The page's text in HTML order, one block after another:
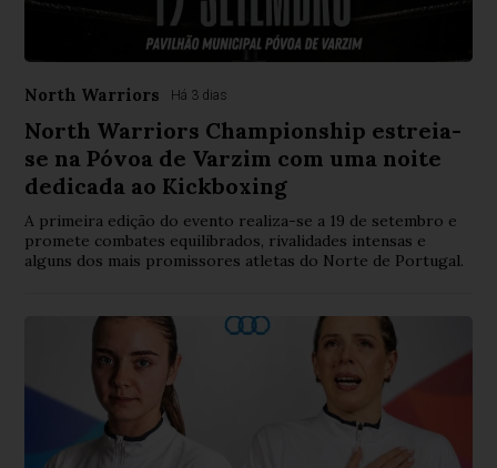
North Warriors Há 3 dias
North Warriors Championship estreia-
se na Póvoa de Varzim com uma noite
dedicada ao Kickboxing
A primeira edição do evento realiza-se a 19 de setembro e
promete combates equilibrados, rivalidades intensas e
alguns dos mais promissores atletas do Norte de Portugal.